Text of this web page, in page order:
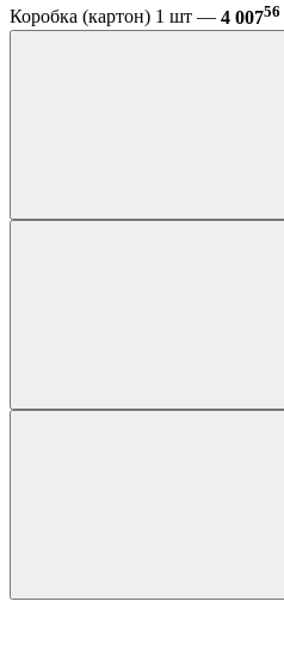
Коробка (картон) 1 шт — 4 00756